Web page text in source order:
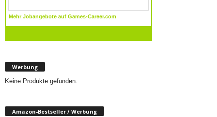
Werbung
Keine Produkte gefunden.
Amazon-Bestseller / Werbung